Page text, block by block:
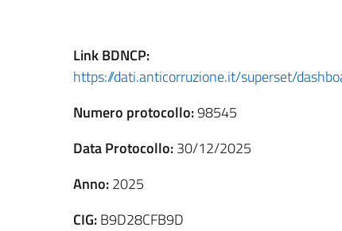
LinkBDNCP:
https://dati.anticorruzione.it/superset/
Numero protocollo:98545
Data Protocollo:30/12/2025
Anno:2025
CIG:B9D28CFB9D